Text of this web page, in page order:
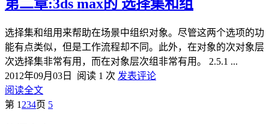
第二章:3ds max的 选择集和组
选择集和组用来帮助在场景中组织对象。尽管这两个选项的功
能有点类似，但是工作流程却不同。此外，在对象的次对象层
次选择集非常有用，而在对象层次组非常有用。 2.5.1 ...
2012年09月03日
阅读 1 次 发表评论
阅读全文
第 1 234页 5